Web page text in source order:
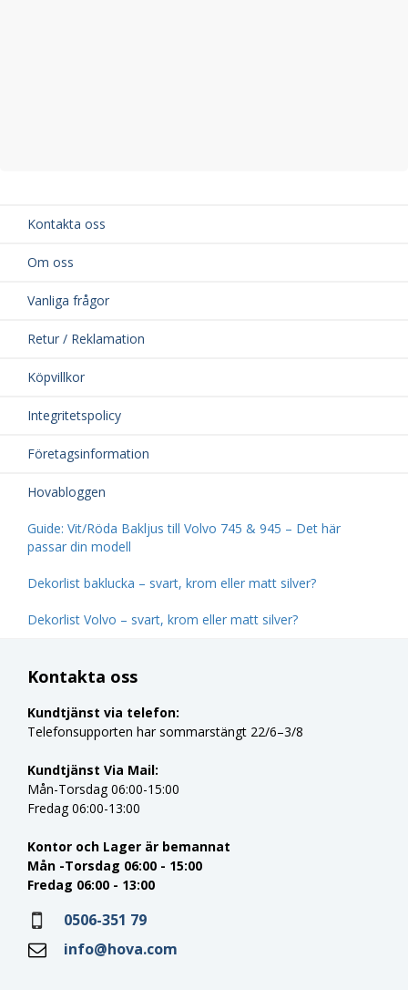
Kontakta oss
Om oss
Vanliga frågor
Retur / Reklamation
Köpvillkor
Integritetspolicy
Företagsinformation
Hovabloggen
Guide: Vit/Röda Bakljus till Volvo 745 & 945 – Det här
passar din modell
Dekorlist baklucka – svart, krom eller matt silver?
Dekorlist Volvo – svart, krom eller matt silver?
Kontakta oss
Kundtjänst via telefon:
Telefonsupporten har sommarstängt 22/6–3/8
Kundtjänst Via Mail:
Mån-Torsdag 06:00-15:00
Fredag 06:00-13:00
Kontor och Lager är bemannat
Mån -Torsdag 06:00 - 15:00
Fredag 06:00 - 13:00
0506-351 79
info@hova.com